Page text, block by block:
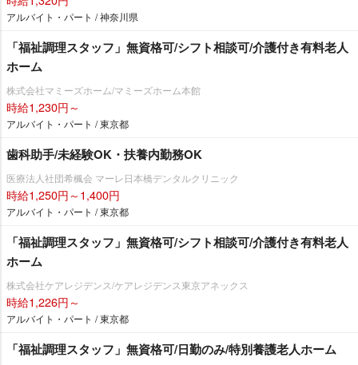
アルバイト・パート / 神奈川県
「福祉調理スタッフ」無資格可/シフト相談可/介護付き有料老人
ホーム
株式会社マミーズホーム/マミーズホーム本館
時給1,230円～
アルバイト・パート / 東京都
歯科助手/未経験OK・扶養内勤務OK
医療法人社団希楓会 マーレ日本橋デンタルクリニック
時給1,250円～1,400円
アルバイト・パート / 東京都
「福祉調理スタッフ」無資格可/シフト相談可/介護付き有料老人
ホーム
株式会社ケアレジデンス/ケアレジデンス東京アネックス
時給1,226円～
アルバイト・パート / 東京都
「福祉調理スタッフ」無資格可/日勤のみ/特別養護老人ホーム